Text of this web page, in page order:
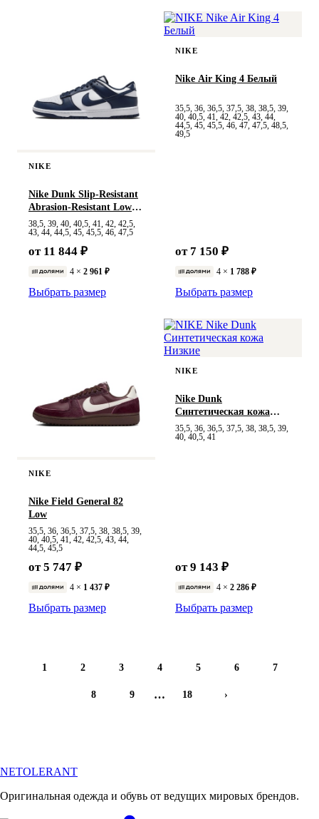
NIKE
Nike Dunk Slip-Resistant
Abrasion-Resistant Low-
Top
38,5, 39, 40, 40,5, 41, 42, 42,5,
43, 44, 44,5, 45, 45,5, 46, 47,5
от 11 844 ₽
4 × 2 961 ₽
Выбрать размер
NIKE
Nike Air King 4 Белый
35,5, 36, 36,5, 37,5, 38, 38,5, 39,
40, 40,5, 41, 42, 42,5, 43, 44,
44,5, 45, 45,5, 46, 47, 47,5, 48,5,
49,5
от 7 150 ₽
4 × 1 788 ₽
Выбрать размер
NIKE
Nike Field General 82
Low
35,5, 36, 36,5, 37,5, 38, 38,5, 39,
40, 40,5, 41, 42, 42,5, 43, 44,
44,5, 45,5
от 5 747 ₽
4 × 1 437 ₽
Выбрать размер
NIKE
Nike Dunk
Синтетическая кожа
Низкие
35,5, 36, 36,5, 37,5, 38, 38,5, 39,
40, 40,5, 41
от 9 143 ₽
4 × 2 286 ₽
Выбрать размер
1 2 3 4 5 6 7
8 9 … 18 ›
NETOLERANT
Оригинальная одежда и обувь от ведущих мировых брендов.